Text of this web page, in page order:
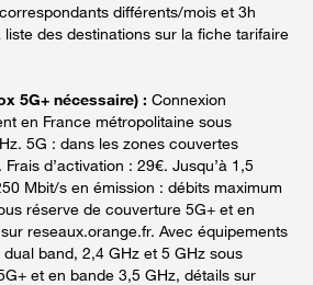
différents/mois et 3h
des destinations sur la fiche tarifaire
5G+ nécessaire) : Connexion
en France métropolitaine sous
5G : dans les zones couvertes
d’activation : 29€. Jusqu’à 1,5
Mbit/s en émission : débits maximum
réserve de couverture 5G+ et en
reseaux.orange.fr. Avec équipements
band, 2,4 GHz et 5 GHz sous
et en bande 3,5 GHz, détails sur